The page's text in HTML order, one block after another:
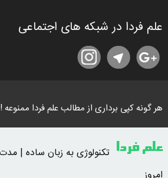
علم فردا در شبکه های اجتماعی
هر گونه کپی برداری از مطالب علم فردا ممنوعه !
علم فردا